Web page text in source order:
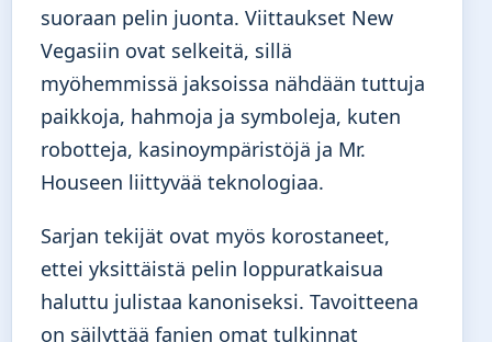
suoraan pelin juonta. Viittaukset New
Vegasiin ovat selkeitä, sillä
myöhemmissä jaksoissa nähdään tuttuja
paikkoja, hahmoja ja symboleja, kuten
robotteja, kasinoympäristöjä ja Mr.
Houseen liittyvää teknologiaa.
Sarjan tekijät ovat myös korostaneet,
ettei yksittäistä pelin loppuratkaisua
haluttu julistaa kanoniseksi. Tavoitteena
on säilyttää fanien omat tulkinnat